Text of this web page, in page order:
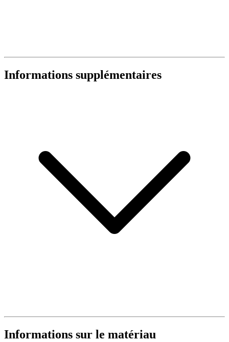
Informations supplémentaires
Informations sur le matériau